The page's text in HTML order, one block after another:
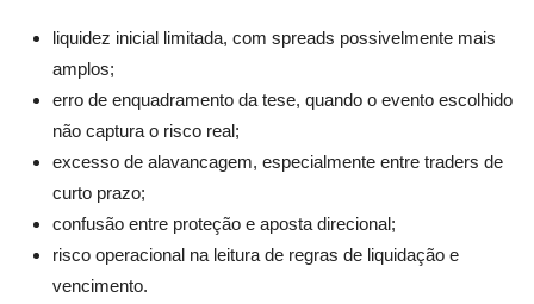
liquidez inicial limitada, com spreads possivelmente mais
amplos;
erro de enquadramento da tese, quando o evento escolhido
não captura o risco real;
excesso de alavancagem, especialmente entre traders de
curto prazo;
confusão entre proteção e aposta direcional;
risco operacional na leitura de regras de liquidação e
vencimento.